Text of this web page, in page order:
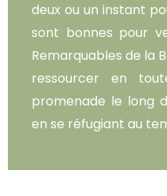
deux ou un instant
sont bonnes pour
Remarquables de la
ressourcer en
promenade le long
en se réfugiant au